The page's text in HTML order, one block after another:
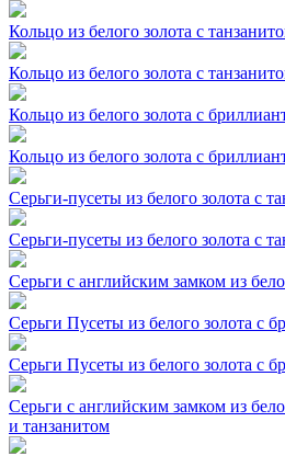
Кольцо из белого золота с
Кольцо из белого золота с
Кольцо из белого золота с
Кольцо из белого золота с
Серьги-пусеты из белого золота с
Серьги-пусеты из белого золота с
Серьги с английским замком из
Серьги Пусеты из белого золота с
Серьги Пусеты из белого золота с
Серьги с английским замком из
и танзанитом